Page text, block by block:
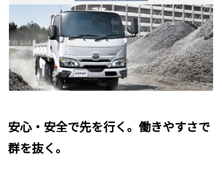
安心・安全で先を行く。働きやすさで
群を抜く。